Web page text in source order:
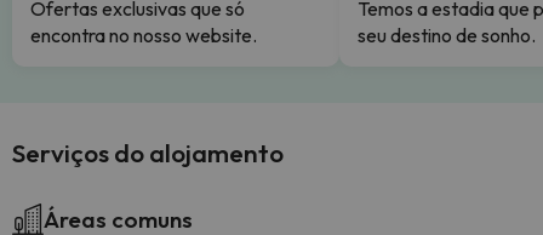
Ofertas exclusivas que só
encontra no nosso website.
Temos a estadia que
seu destino de sonho.
Serviços do alojamento
Áreas comuns